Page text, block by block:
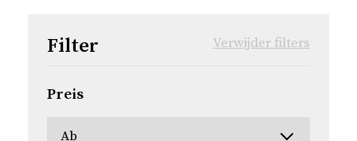
Filter Verwijder filters
Preis